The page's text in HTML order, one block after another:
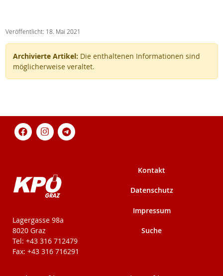
Veröffentlicht: 18. Mai 2021
Archivierte Artikel: Die enthaltenen Informationen sind
möglicherweise veraltet.
KPÖ-Steiermark
Lagergasse 98a
8020 Graz
Tel: +43 316 712479
Fax: +43 316 716291
Kontakt
Datenschutz
Impressum
Suche